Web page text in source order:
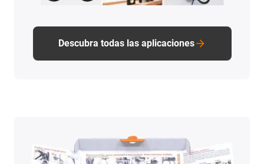
Descubra todas las aplicaciones